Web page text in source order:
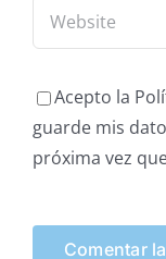
Acepto la
guarde mis
próxima vez